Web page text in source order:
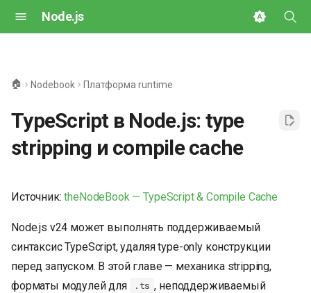
Node.js
и
л
и
з
а
🏠 Nodebook Платформа runtime
TypeScript в Node.js: type
stripping и compile cache
Источник:theNodeBook — TypeScript & Compile Cache
Node.js v24 может выполнять поддерживаемый
синтаксис TypeScript, удаляя type-only конструкции
перед запуском. В этой главе — механика stripping,
форматы модулей для
.ts , неподдерживаемый